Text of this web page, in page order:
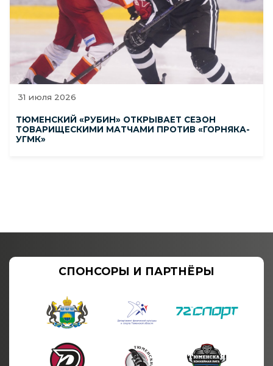
31 июля 2026
ТЮМЕНСКИЙ «РУБИН» ОТКРЫВАЕТ СЕЗОН
ТОВАРИЩЕСКИМИ МАТЧАМИ ПРОТИВ «ГОРНЯКА-
УГМК»
СПОНСОРЫ И ПАРТНЁРЫ